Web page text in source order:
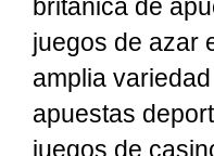
británica de
juegos de azar
amplia
apuestas
juegos de